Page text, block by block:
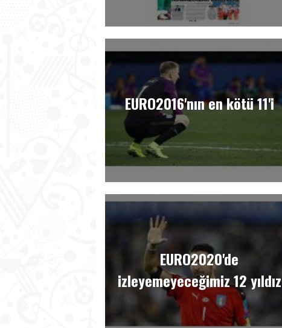
EURO2016'nın en kötü 11'i
EURO2020'de
izleyemeyeceğimiz 12 yıldız